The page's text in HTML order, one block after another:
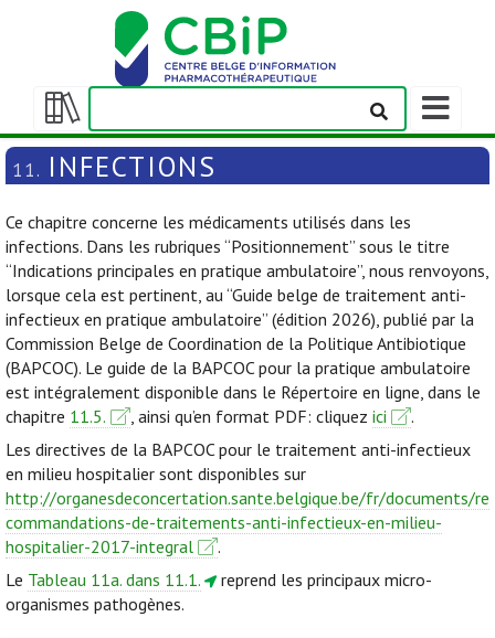
Afficher/masquer
la
table
matières
Afficher/
la
barre
navigation
11. INFECTIONS
Ce chapitre concerne les médicaments utilisés dans les
infections. Dans les rubriques “Positionnement” sous le titre
“Indications principales en pratique ambulatoire”, nous renvoyons,
lorsque cela est pertinent, au “Guide belge de traitement anti-
infectieux en pratique ambulatoire” (édition 2026), publié par la
Commission Belge de Coordination de la Politique Antibiotique
(BAPCOC). Le guide de la BAPCOC pour la pratique ambulatoire
est intégralement disponible dans le Répertoire en ligne, dans le
chapitre 11.5. , ainsi qu’en format PDF: cliquez ici
.
Les directives de la BAPCOC pour le traitement anti-infectieux
en milieu hospitalier sont disponibles sur
http://organesdeconcertation.sante.belgique.be/fr/documents/re
commandations-de-traitements-anti-infectieux-en-milieu-
hospitalier-2017-integral
.
Le Tableau 11a. dans 11.1.
reprend les principaux micro-
organismes pathogènes.